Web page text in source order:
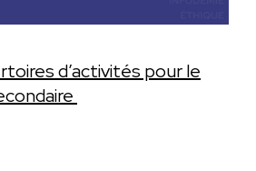
d’activités pour le